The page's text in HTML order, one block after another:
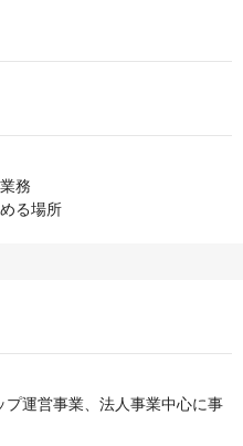
務
る場所
運営事業、法人事業中心に事